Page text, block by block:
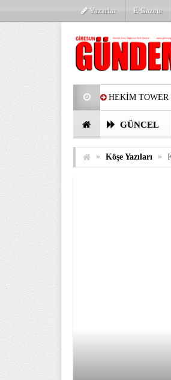
Yazarlar E-Gazete
HEKİM TOWER
PARTİ’DE YENİ
GÜNCEL
» Köşe Yazıları »